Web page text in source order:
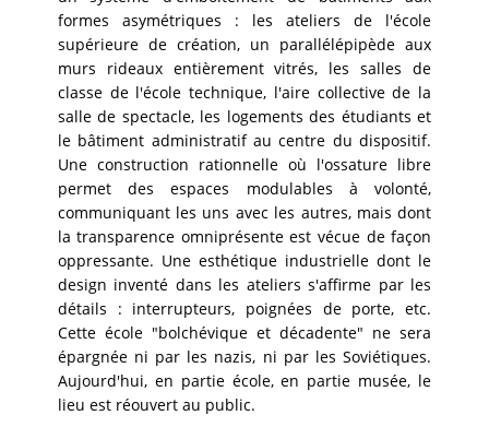
formes asymétriques : les ateliers de l'école
supérieure de création, un parallélépipède aux
murs rideaux entièrement vitrés, les salles de
classe de l'école technique, l'aire collective de la
salle de spectacle, les logements des étudiants et
le bâtiment administratif au centre du dispositif.
Une construction rationnelle où l'ossature libre
permet des espaces modulables à volonté,
communiquant les uns avec les autres, mais dont
la transparence omniprésente est vécue de façon
oppressante. Une esthétique industrielle dont le
design inventé dans les ateliers s'affirme par les
détails : interrupteurs, poignées de porte, etc.
Cette école "bolchévique et décadente" ne sera
épargnée ni par les nazis, ni par les Soviétiques.
Aujourd'hui, en partie école, en partie musée, le
lieu est réouvert au public.